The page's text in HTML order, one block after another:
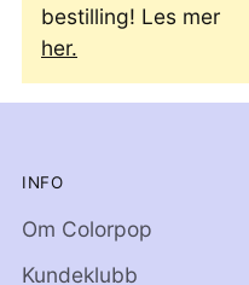
bestilling! Les mer
her.
INFO
Om Colorpop
Kundeklubb